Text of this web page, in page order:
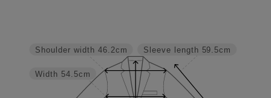
Sleeve length 59.5cm
Width 54.5cm
Shoulder width 46.2cm